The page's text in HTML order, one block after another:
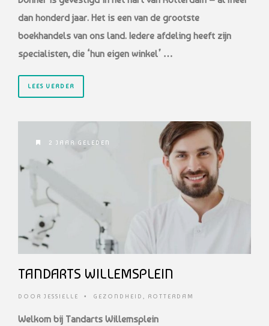
dan honderd jaar. Het is een van de grootste
boekhandels van ons land. Iedere afdeling heeft zijn
specialisten, die ‘hun eigen winkel’ …
LEES VERDER
2 JAAR GELEDEN
TANDARTS WILLEMSPLEIN
DOOR JESSIELLE • GEZONDHEID , ROTTERDAM
Welkom bij Tandarts Willemsplein